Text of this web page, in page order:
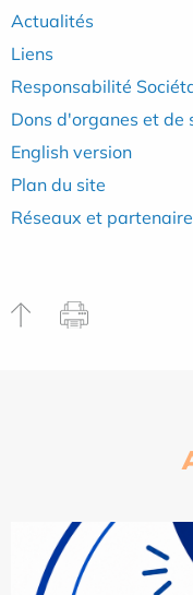
Actualités
Liens
Responsabilité
Dons d'organes et de
English version
Plan du site
Réseaux et